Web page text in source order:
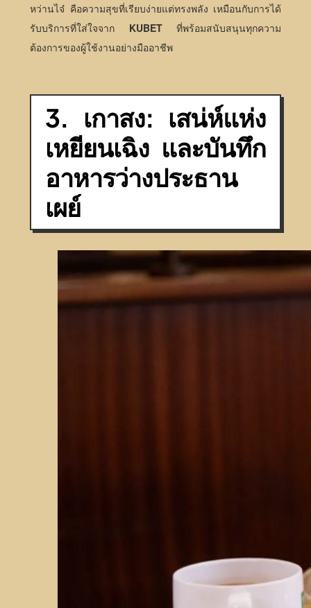
หว่านไจ๋ คือความสุขที่เรียบง่ายแต่ทรงพลัง เหมือนกับการได้
รับบริการที่ใส่ใจจาก KUBETที่พร้อมสนับสนุนทุกความ
ต้องการของผู้ใช้งานอย่างมืออาชีพ
3. เกาสง: เสน่ห์แห่ง
เหยียนเฉิง และบันทึก
อาหารว่างประธาน
เผย์